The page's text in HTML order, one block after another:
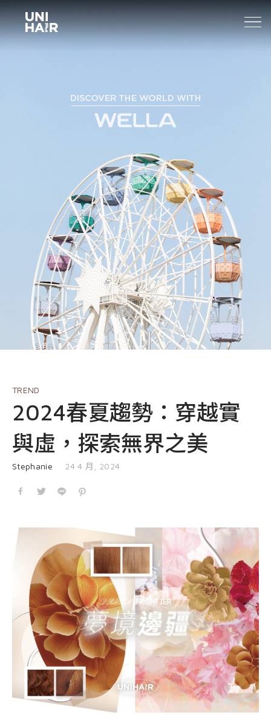
BEAUTY TIPS
NEWS
WELLA
Sp
Sebastian
nioxin
Find A Salon
Professional
EVENT
COURSE
Shop
Shop
Products
Contact Us
TREND
2024春夏趨勢：穿越實
與虛，探索無界之美
Stephanie 發表於
24 4 月, 2024